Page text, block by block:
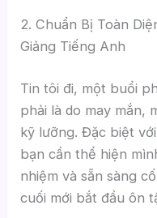
2. Chuẩn Bị Toàn
Giảng Tiếng Anh
Tin tôi đi, một buổi
phải là do may mắn,
kỹ lưỡng. Đặc biệt
bạn cần thể hiện
nhiệm và sẵn sàng
cuối mới bắt đầu ôn